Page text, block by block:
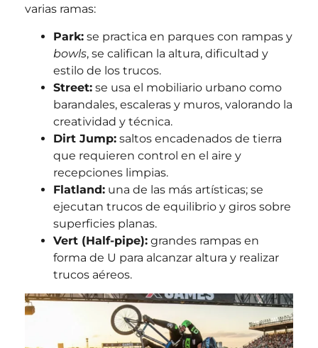
varias ramas:
Park: se practica en parques con rampas y
bowls, se califican la altura, dificultad y
estilo de los trucos.
Street: se usa el mobiliario urbano como
barandales, escaleras y muros, valorando la
creatividad y técnica.
Dirt Jump: saltos encadenados de tierra
que requieren control en el aire y
recepciones limpias.
Flatland: una de las más artísticas; se
ejecutan trucos de equilibrio y giros sobre
superficies planas.
Vert (Half-pipe): grandes rampas en
forma de U para alcanzar altura y realizar
trucos aéreos.